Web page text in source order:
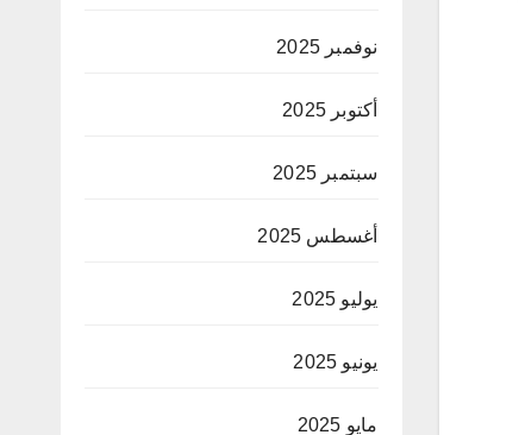
نوفمبر 2025
أكتوبر 2025
سبتمبر 2025
أغسطس 2025
يوليو 2025
يونيو 2025
مايو 2025